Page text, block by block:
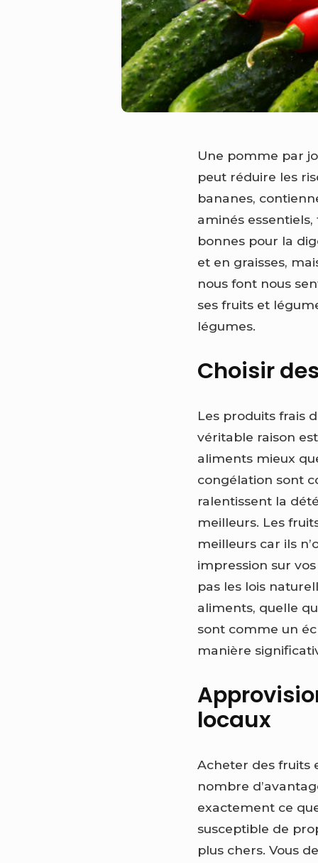
Une pomme par
peut réduire les
bananes,
aminés
bonnes pour la
et en graisses,
nous font nous
ses fruits et
légumes.
Choisir
Les produits frais
véritable raison
aliments mieux
congélation sont
ralentissent la
meilleurs. Les
meilleurs car ils
impression sur
pas les lois
aliments, quelle
sont comme un
manière
locaux
Acheter des fruits
nombre
exactement ce
susceptible de
plus chers. Vous